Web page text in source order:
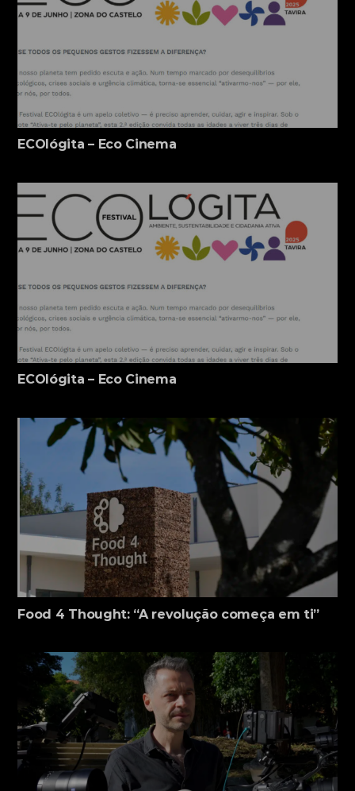
ECOlógita – Eco Cinema
ECOlógita – Eco Cinema
Food 4 Thought: “A revolução começa em ti”